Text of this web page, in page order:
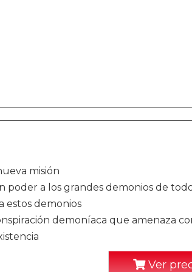
misión
poder a los grandes demonios de
estos demonios
demoníaca que amenaza
Ver